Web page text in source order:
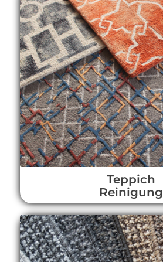
Teppich
Reinigung